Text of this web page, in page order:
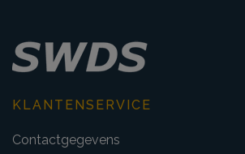
KLANTENSERVICE
Contactgegevens